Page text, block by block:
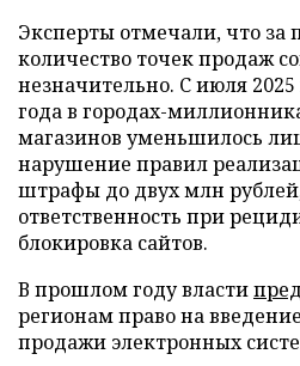
Эксперты отмечали, что за
количество точек продаж
незначительно. С июля
года в городах-
магазинов уменьшилось
нарушение правил
штрафы до двух млн
ответственность при
блокировка сайтов.
В прошлом году власти
регионам право на
продажи электронных